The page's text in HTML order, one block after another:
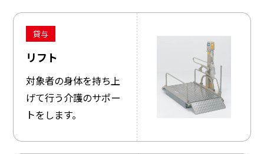
貸与
リフト
対象者の身体を持ち上
げて行う介護のサポー
トをします。